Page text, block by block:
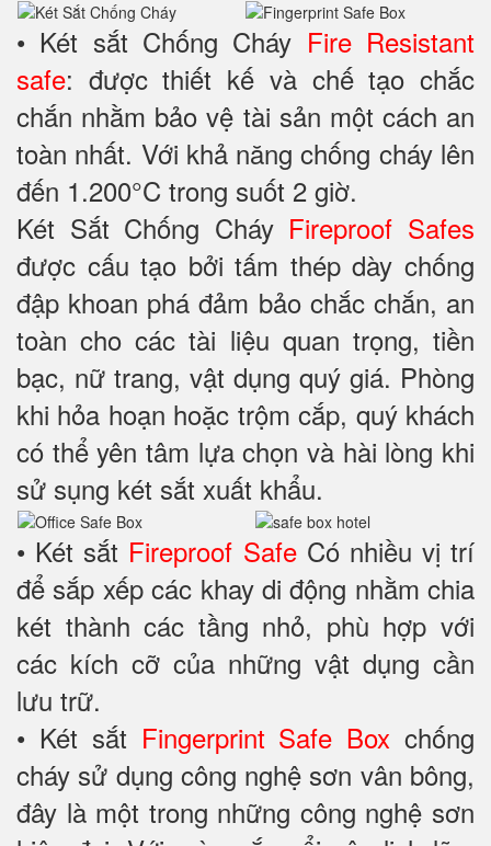
• Két sắt Chống Cháy Fire Resistant
safe: được thiết kế và chế tạo chắc
chắn nhằm bảo vệ tài sản một cách an
toàn nhất. Với khả năng chống cháy lên
đến 1.200°C trong suốt 2 giờ.
Két Sắt Chống Cháy Fireproof Safes
được cấu tạo bởi tấm thép dày chống
đập khoan phá đảm bảo chắc chắn, an
toàn cho các tài liệu quan trọng, tiền
bạc, nữ trang, vật dụng quý giá. Phòng
khi hỏa hoạn hoặc trộm cắp, quý khách
có thể yên tâm lựa chọn và hài lòng khi
sử sụng két sắt xuất khẩu.
• Két sắt Fireproof SafeCó nhiều vị trí
để sắp xếp các khay di động nhằm chia
két thành các tầng nhỏ, phù hợp với
các kích cỡ của những vật dụng cần
lưu trữ.
• Két sắt Fingerprint Safe Box chống
cháy sử dụng công nghệ sơn vân bông,
đây là một trong những công nghệ sơn